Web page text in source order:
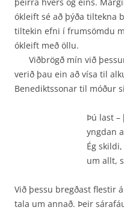
ókleift sé að þýða tiltekna
tiltekin efni í frumsömdu
ókleift með öllu.
Viðbrögð mín við
verið þau ein að vísa til
Benediktssonar til móður
Þú last –
yngdan
Ég
um allt,
Við þessu bregðast flestir
tala um annað. Þeir